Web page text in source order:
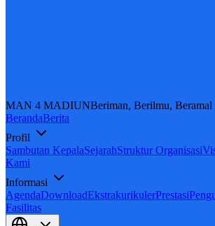
MAN 4 MADIUNBeriman, Berilmu, Beramal
BerandaBerita
Profil
Sambutan KepalaSejarahStruktur Organisasi
Kami
Informasi
AgendaDownloadEkstrakurikulerPrestasi
Fasilitas